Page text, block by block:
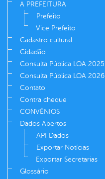
A PREFEITURA
Prefeito
Vice Prefeito
Cadastro cultural
Cidadão
Consulta Pública LOA 2025
Consulta Pública LOA 2026
Contato
Contra cheque
CONVÊNIOS
Dados Abertos
API Dados
Exportar Notícias
Exportar Secretarias
Glossário